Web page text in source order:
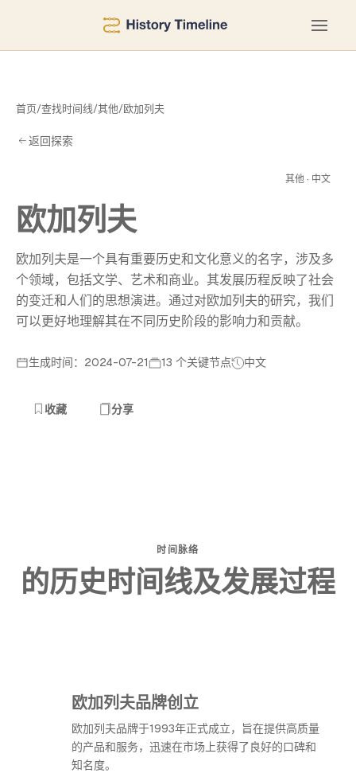
首页/查找时间线/其他/欧加列夫
返回探索
其他 · 中文
欧加列夫
欧加列夫是一个具有重要历史和文化意义的名字，涉及多
个领域，包括文学、艺术和商业。其发展历程反映了社会
的变迁和人们的思想演进。通过对欧加列夫的研究，我们
可以更好地理解其在不同历史阶段的影响力和贡献。
生成时间：2024-07-21 13 个关键节点 中文
收藏 分享
时间脉络
的历史时间线及发展过程
欧加列夫品牌创立
欧加列夫品牌于1993年正式成立，旨在提供高质量
的产品和服务，迅速在市场上获得了良好的口碑和
知名度。